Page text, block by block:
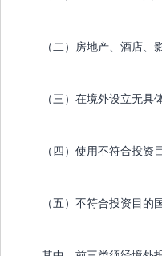
（二）房地产、酒店、
（三）在境外设立无具
（四）使用不符合投
（五）不符合投资目的